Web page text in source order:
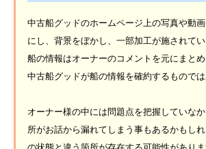
中古船グッドのホームページ上の写真や動
にし、背景をぼかし、一部加工が施されてい
船の情報はオーナーのコメントを元にまとめ
中古船グッドが船の情報を確約するものでは
オーナー様の中には問題点を把握していな
所がお話から漏れてしまう事もあるかもし